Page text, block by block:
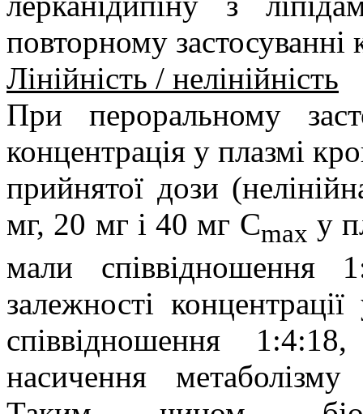
повторному застосуванні
Лінійність / нелінійність
При пероральному
концентрація у плазмі
прийнятої дози
мг, 20 мг і 40 мг Cmax у
мали
залежності
співвідношення
насичення